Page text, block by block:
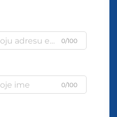
0/100
0/100